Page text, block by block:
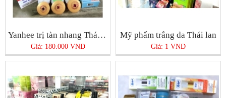
Yanhee trị tàn nhang Thái Lan
Giá: 180.000 VNĐ
Mỹ phẩm trắng da Thái lan
Giá: 1 VNĐ